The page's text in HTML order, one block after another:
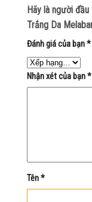
Hãy là người
Trắng Da
Đánh giá của bạn*
Nhận xét của bạn*
Tên*